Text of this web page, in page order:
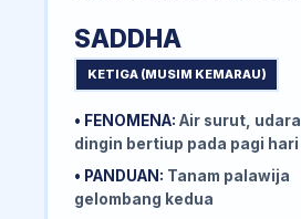
SADDHA
KETIGA (MUSIM KEMARAU)
• FENOMENA: Air surut, udara
dingin bertiup pada pagi hari
• PANDUAN: Tanam palawija
gelombang kedua